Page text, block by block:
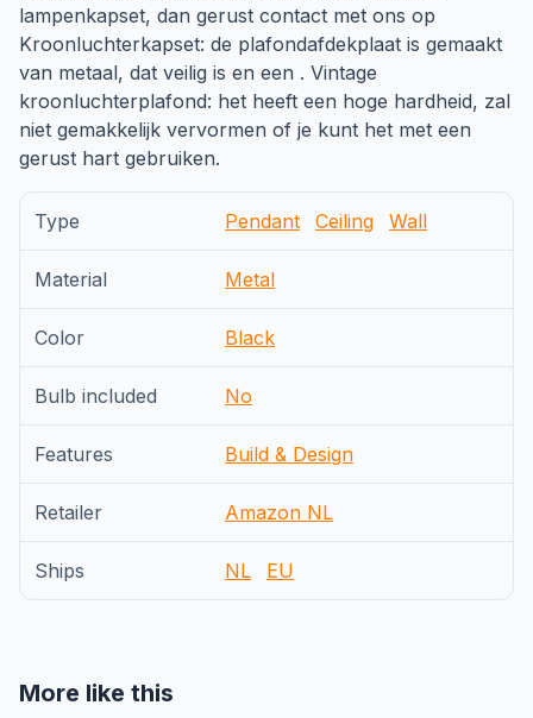
lampenkapset, dan gerust contact met ons op
Kroonluchterkapset: de plafondafdekplaat is gemaakt
van metaal, dat veilig is en een . Vintage
kroonluchterplafond: het heeft een hoge hardheid, zal
niet gemakkelijk vervormen of je kunt het met een
gerust hart gebruiken.
Type Pendant Ceiling Wall
Material Metal
Color Black
Bulb included No
Features Build & Design
Retailer Amazon NL
Ships NL EU
More like this